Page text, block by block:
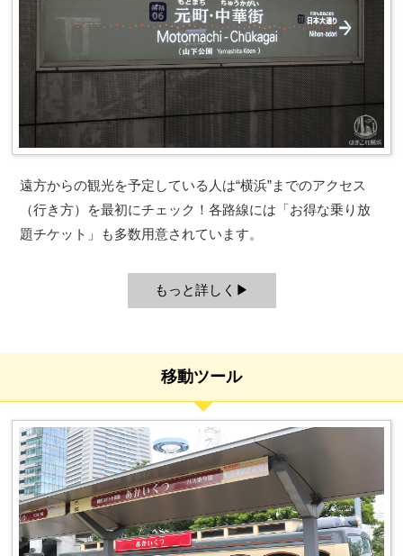
遠方からの観光を予定している人は“横浜”までのアクセス
（行き方）を最初にチェック！各路線には「お得な乗り放
題チケット」も多数用意されています。
もっと詳しく
移動ツール